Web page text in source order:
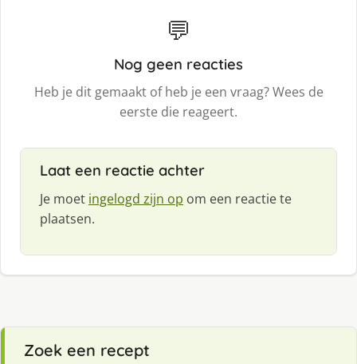
💬
Nog geen reacties
Heb je dit gemaakt of heb je een vraag? Wees de
eerste die reageert.
Laat een reactie achter
Je moet ingelogd zijn op om een reactie te
plaatsen.
Zoek een recept